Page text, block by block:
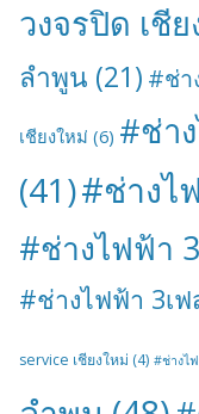
วงจรปิด เชี
ลำพูน (21) #ช่า
เชียงใหม่ (6) #ช่า
(41)#ช่างไ
#ช่างไฟฟ้า
#ช่างไฟฟ้า 3เฟ
service เชียงใหม่ (4) #ช่างไ